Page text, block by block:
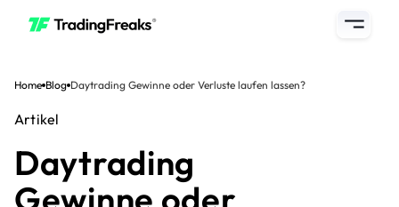
Home Blog Daytrading Gewinne oder Verluste laufen lassen?
Artikel
Daytrading